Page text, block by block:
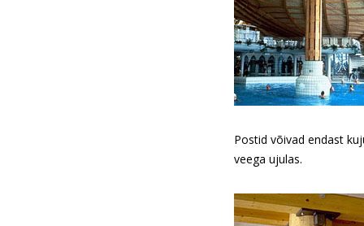
Postid võivad endast
veega ujulas.